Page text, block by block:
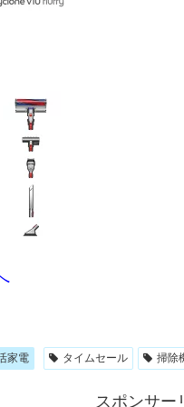
家電 タイムセール 掃除
スポンサー